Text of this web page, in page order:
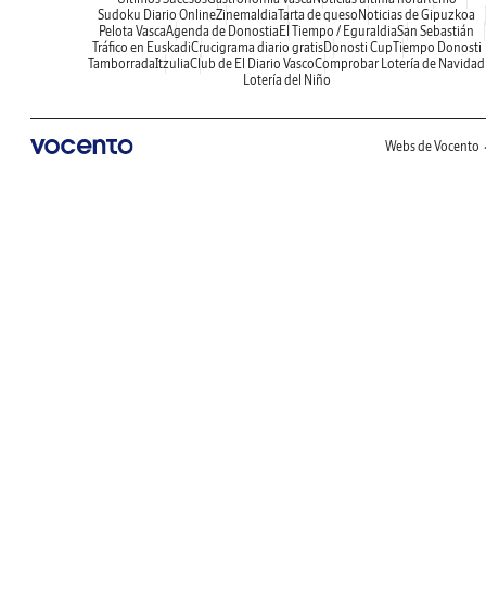
Sudoku Diario OnlineZinemaldiaTarta de queso Noticias de Gipuzkoa
Pelota VascaAgenda de Donostia El Tiempo / EguraldiaSan Sebastián
Tráfico en EuskadiCrucigrama diario gratisDonosti CupTiempo Donosti
TamborradaItzuliaClub de El Diario VascoComprobar Lotería de Navidad
Lotería del Niño
Webs de Vocento